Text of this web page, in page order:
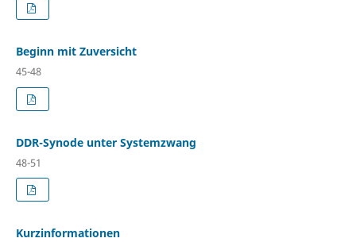
Beginn mit Zuversicht
45-48
DDR-Synode unter Systemzwang
48-51
Kurzinformationen